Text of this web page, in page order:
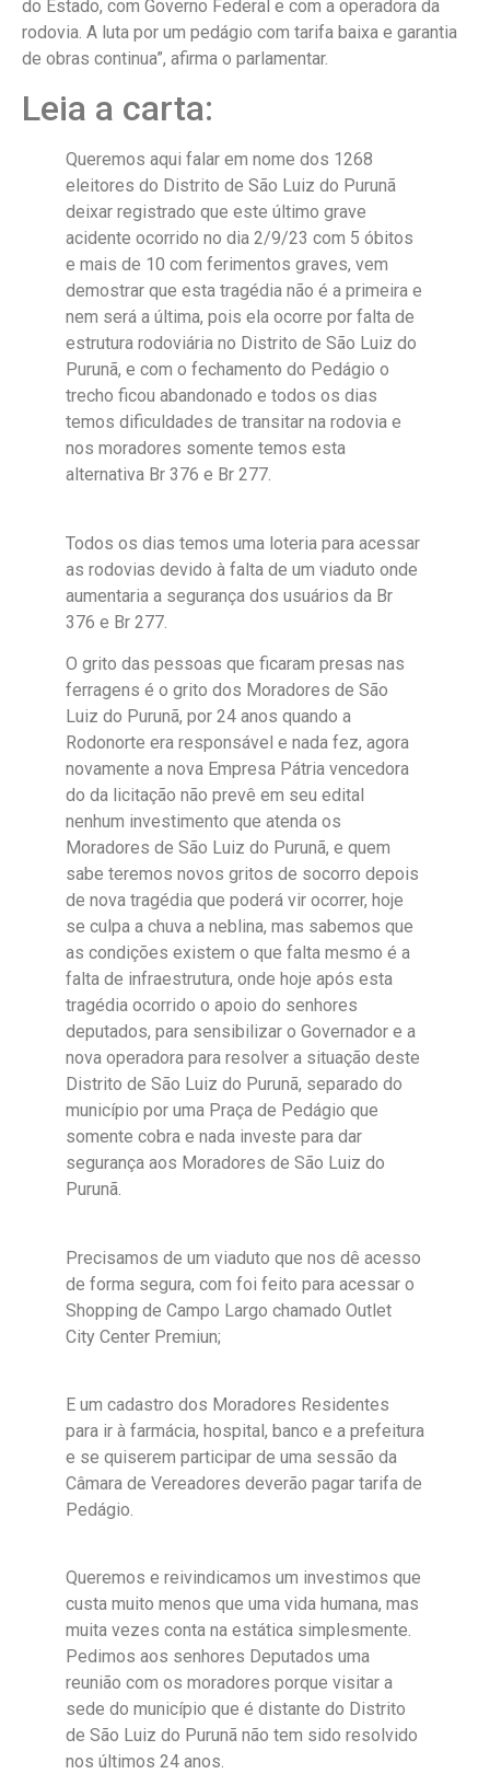
do Estado, com Governo Federal e com a operadora da
rodovia. A luta por um pedágio com tarifa baixa e garantia
de obras continua”, afirma o parlamentar.
Leia a carta:
Queremos aqui falar em nome dos 1268
eleitores do Distrito de São Luiz do Purunã
deixar registrado que este último grave
acidente ocorrido no dia 2/9/23 com 5 óbitos
e mais de 10 com ferimentos graves, vem
demostrar que esta tragédia não é a primeira e
nem será a última, pois ela ocorre por falta de
estrutura rodoviária no Distrito de São Luiz do
Purunã, e com o fechamento do Pedágio o
trecho ficou abandonado e todos os dias
temos dificuldades de transitar na rodovia e
nos moradores somente temos esta
alternativa Br 376 e Br 277.
Todos os dias temos uma loteria para acessar
as rodovias devido à falta de um viaduto onde
aumentaria a segurança dos usuários da Br
376 e Br 277.
O grito das pessoas que ficaram presas nas
ferragens é o grito dos Moradores de São
Luiz do Purunã, por 24 anos quando a
Rodonorte era responsável e nada fez, agora
novamente a nova Empresa Pátria vencedora
do da licitação não prevê em seu edital
nenhum investimento que atenda os
Moradores de São Luiz do Purunã, e quem
sabe teremos novos gritos de socorro depois
de nova tragédia que poderá vir ocorrer, hoje
se culpa a chuva a neblina, mas sabemos que
as condições existem o que falta mesmo é a
falta de infraestrutura, onde hoje após esta
tragédia ocorrido o apoio do senhores
deputados, para sensibilizar o Governador e a
nova operadora para resolver a situação deste
Distrito de São Luiz do Purunã, separado do
município por uma Praça de Pedágio que
somente cobra e nada investe para dar
segurança aos Moradores de São Luiz do
Purunã.
Precisamos de um viaduto que nos dê acesso
de forma segura, com foi feito para acessar o
Shopping de Campo Largo chamado Outlet
City Center Premiun;
E um cadastro dos Moradores Residentes
para ir à farmácia, hospital, banco e a prefeitura
e se quiserem participar de uma sessão da
Câmara de Vereadores deverão pagar tarifa de
Pedágio.
Queremos e reivindicamos um investimos que
custa muito menos que uma vida humana, mas
muita vezes conta na estática simplesmente.
Pedimos aos senhores Deputados uma
reunião com os moradores porque visitar a
sede do município que é distante do Distrito
de São Luiz do Purunã não tem sido resolvido
nos últimos 24 anos.